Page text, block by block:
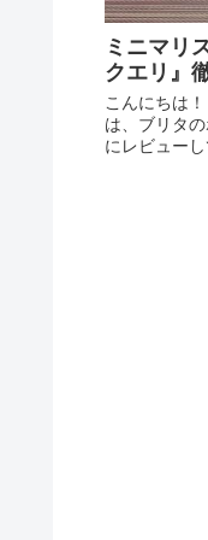
ミニマリ
クエリ』
こんにちは
は、ブリタ
にレビュー